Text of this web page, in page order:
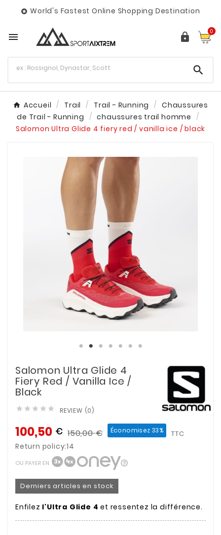
 World's Fastest Online Shopping Destination
  0

Accueil Trail Trail - Running
Chaussures
de Trail - Running
chaussures trail homme
Salomon Ultra Glide 4 fiery red / vanilla ice / black
Salomon Ultra Glide 4
Fiery Red / Vanilla Ice /
Black
     REVIEW (0)
100,50 € 150,00€ Économisez 33% TTC
Return policy:14
OU PAYER EN
Derniers articles en stock
Enfilez l'Ultra Glide 4 et ressentez la différence.